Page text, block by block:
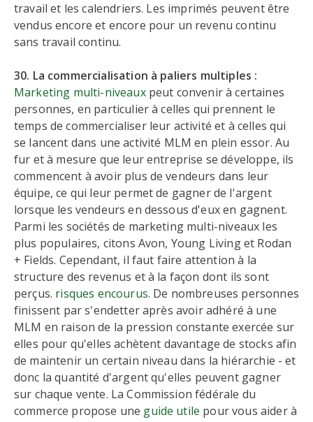
travail et les calendriers. Les imprimés peuvent être
vendus encore et encore pour un revenu continu
sans travail continu.
30. La commercialisation à paliers multiples :
Marketing multi-niveauxpeut convenir à certaines
personnes, en particulier à celles qui prennent le
temps de commercialiser leur activité et à celles qui
se lancent dans une activité MLM en plein essor. Au
fur et à mesure que leur entreprise se développe, ils
commencent à avoir plus de vendeurs dans leur
équipe, ce qui leur permet de gagner de l'argent
lorsque les vendeurs en dessous d'eux en gagnent.
Parmi les sociétés de marketing multi-niveaux les
plus populaires, citons Avon, Young Living et Rodan
+ Fields. Cependant, il faut faire attention à la
structure des revenus et à la façon dont ils sont
perçus. risques encourus. De nombreuses personnes
finissent par s'endetter après avoir adhéré à une
MLM en raison de la pression constante exercée sur
elles pour qu'elles achètent davantage de stocks afin
de maintenir un certain niveau dans la hiérarchie - et
donc la quantité d'argent qu'elles peuvent gagner
sur chaque vente. La Commission fédérale du
commerce propose une guide utile pour vous aider à